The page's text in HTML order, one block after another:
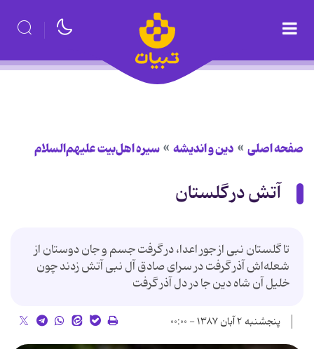
صفحه اصلی دین و اندیشه سیره اهل‌بیت علیهم‌السلام
آتش در گلستان
تا گلستان نبی از جور اعدا، در گرفت جسم و جان دوستان از
شعله‌اش آذر گرفت در سرای صادق آل نبی آتش زدند چون
خلیل آن شاه دین جا در دل آذر گرفت
پنجشنبه ۲ آبان ۱۳۸۷ - ۰۰:۰۰